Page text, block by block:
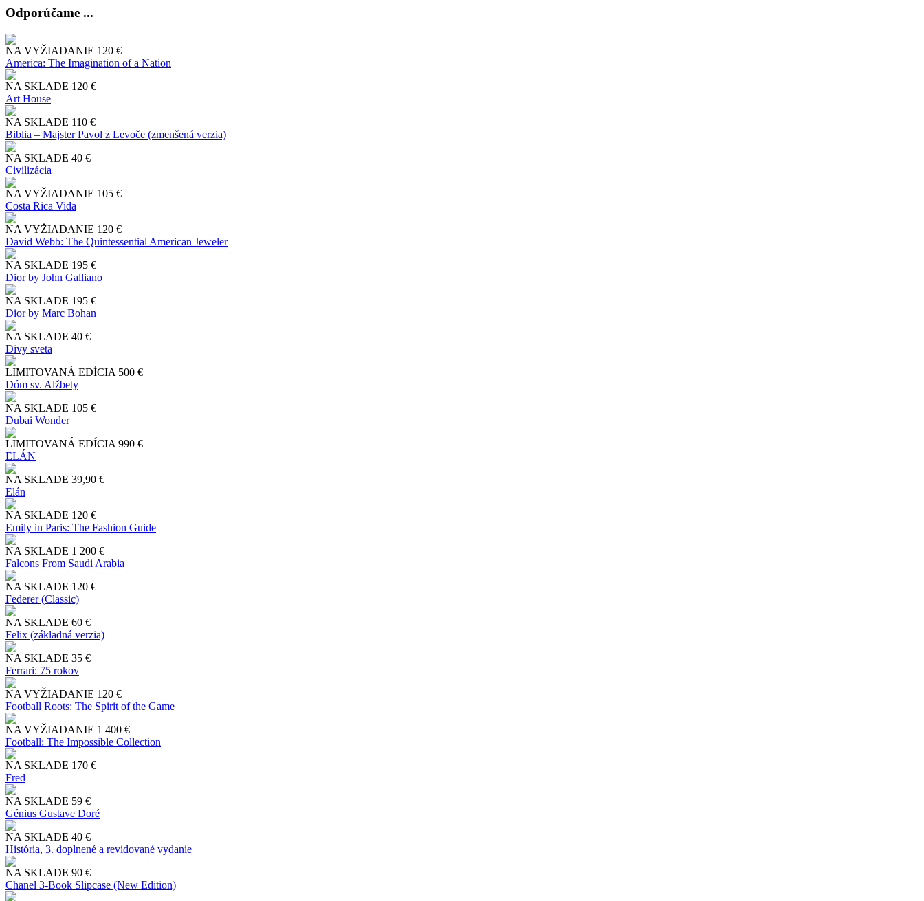
Odporúčame ...
NA VYŽIADANIE 120 €
America: The Imagination of a Nation
NA SKLADE 120 €
Art House
NA SKLADE 110 €
Biblia – Majster Pavol z Levoče (zmenšená verzia)
NA SKLADE 40 €
Civilizácia
NA VYŽIADANIE 105 €
Costa Rica Vida
NA VYŽIADANIE 120 €
David Webb: The Quintessential American Jeweler
NA SKLADE 195 €
Dior by John Galliano
NA SKLADE 195 €
Dior by Marc Bohan
NA SKLADE 40 €
Divy sveta
LIMITOVANÁ EDÍCIA 500 €
Dóm sv. Alžbety
NA SKLADE 105 €
Dubai Wonder
LIMITOVANÁ EDÍCIA 990 €
ELÁN
NA SKLADE 39,90 €
Elán
NA SKLADE 120 €
Emily in Paris: The Fashion Guide
NA SKLADE 1 200 €
Falcons From Saudi Arabia
NA SKLADE 120 €
Federer (Classic)
NA SKLADE 60 €
Felix (základná verzia)
NA SKLADE 35 €
Ferrari: 75 rokov
NA VYŽIADANIE 120 €
Football Roots: The Spirit of the Game
NA VYŽIADANIE 1 400 €
Football: The Impossible Collection
NA SKLADE 170 €
Fred
NA SKLADE 59 €
Génius Gustave Doré
NA SKLADE 40 €
História, 3. doplnené a revidované vydanie
NA SKLADE 90 €
Chanel 3-Book Slipcase (New Edition)